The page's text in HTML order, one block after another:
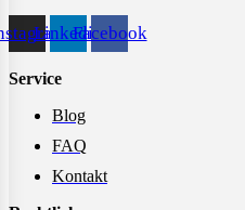
LinkedinFacebook
Service
Blog
FAQ
Kontakt